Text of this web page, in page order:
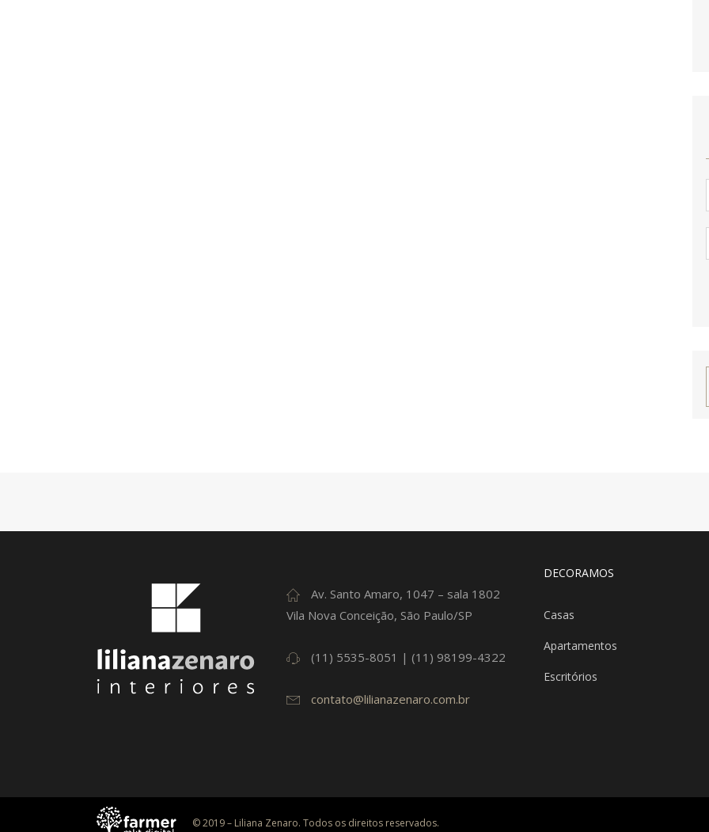
Av. Santo Amaro, 1047 – sala 1802
Vila Nova Conceição, São Paulo/SP
(11) 5535-8051 | (11) 98199-4322
contato@lilianazenaro.com.br
DECORAMOS
Casas
Apartamentos
Escritórios
© 2019 – Liliana Zenaro. Todos os direitos reservados.